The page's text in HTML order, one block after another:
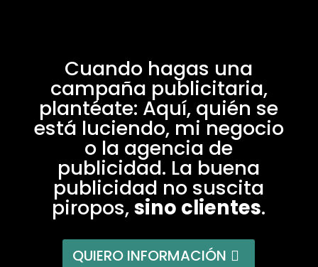
Cuando hagas una
campaña publicitaria,
plantéate: Aquí, quién se
está luciendo, mi negocio
o la agencia de
publicidad. La buena
publicidad no suscita
piropos,sino clientes.
QUIERO INFORMACIÓN